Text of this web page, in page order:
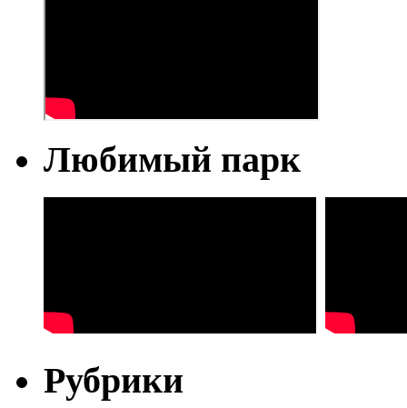
Любимый парк
Рубрики